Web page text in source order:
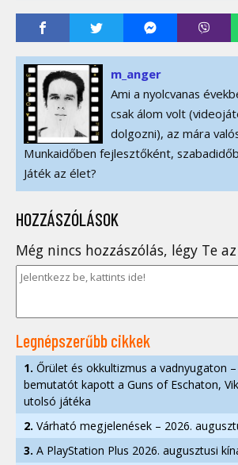
m_anger
Ami a nyolcvanas
csak álom volt
dolgozni), az mára
Munkaidőben fejlesztőként,
Játék az élet?
HOZZÁSZÓLÁSOK
Még nincs hozzászólás, légy Te
Legnépszerűbb cikkek
1. Őrület és okkultizmus a vadnyugaton
bemutatót kapott a Guns of Eschaton,
utolsó játéka
2. Várható megjelenések – 2026.
3. A PlayStation Plus 2026. augusztusi